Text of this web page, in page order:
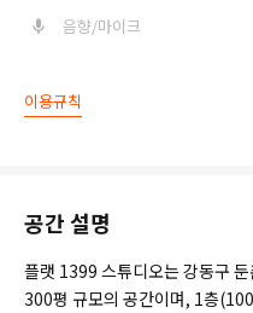
공간 설명
플랫 1399 스튜디오는 강동구
300평 규모의 공간이며, 1층
음향/마이크
이용규칙